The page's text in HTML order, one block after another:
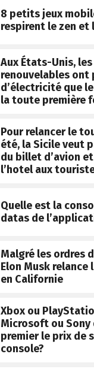
8 petits jeux
respirent le zen
Aux États-Unis,
renouvelables ont
d’électricité que
la toute première
Pour relancer le
été, la Sicile veut
du billet d’avion
l’hotel aux
Quelle est la
datas de
Malgré les ordres
Elon Musk relance
en Californie
Xbox ou
Microsoft ou Sony
premier le prix de
console?